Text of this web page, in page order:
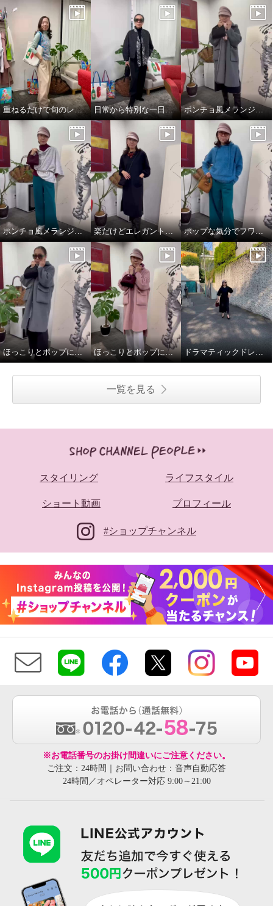
重ねるだけで旬のレイヤードスタイル完成👌 日常から特別な一日まで。表現を変えるエレガンス❣️ ポンチョ風メランジニットストール
ポンチョ風メランジニットストール 楽だけどエレガントスタイル ポップな気分でフワモコパーカー
ほっこりとポップに冬を楽しことむコートスタイル ほっこりとポップに冬を楽しことむコートスタイル
一覧を見る
スタイリング ライフスタイル
ショート動画 プロフィール
#ショップチャンネル
※お電話番号のお掛け間違いにご注意ください。
ご注文：24時間｜お問い合わせ：音声自動応答
24時間／オペレーター対応 9:00～21:00